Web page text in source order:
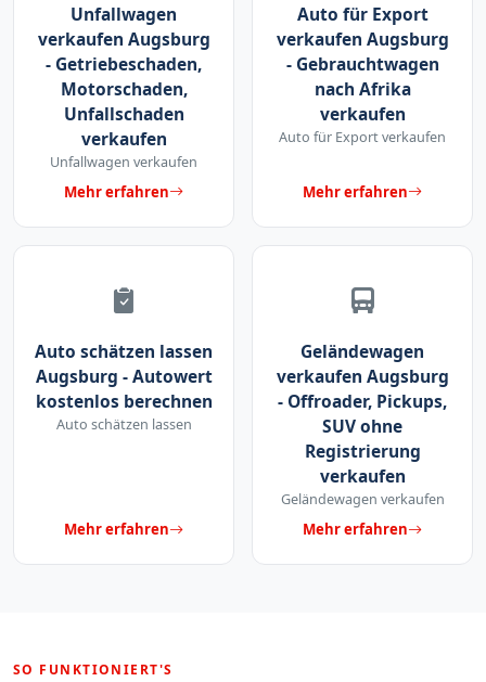
Unfallwagen
verkaufen Augsburg
- Getriebeschaden,
Motorschaden,
Unfallschaden
verkaufen
Unfallwagen verkaufen
Mehr erfahren
Auto für Export
verkaufen Augsburg
- Gebrauchtwagen
nach Afrika
verkaufen
Auto für Export verkaufen
Mehr erfahren
Auto schätzen lassen
Augsburg - Autowert
kostenlos berechnen
Auto schätzen lassen
Mehr erfahren
Geländewagen
verkaufen Augsburg
- Offroader, Pickups,
SUV ohne
Registrierung
verkaufen
Geländewagen verkaufen
Mehr erfahren
SO FUNKTIONIERT'S